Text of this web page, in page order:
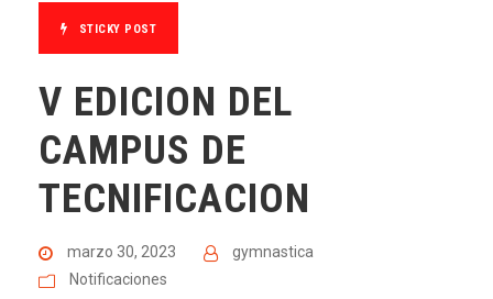
STICKY POST
V EDICION DEL
CAMPUS DE
TECNIFICACION
marzo 30, 2023
gymnastica
Notificaciones